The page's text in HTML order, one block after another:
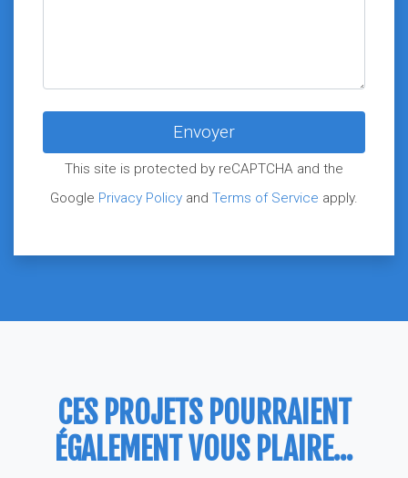
This site is protected by reCAPTCHA and the
Google Privacy Policy and Terms of Service apply.
CES PROJETS POURRAIENT
ÉGALEMENT VOUS PLAIRE...